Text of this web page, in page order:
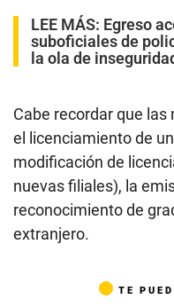
LEE MÁS: Egreso
suboficiales de
la ola de
Cabe recordar que
el licenciamiento de
modificación de
nuevas filiales), la
reconocimiento de
extranjero.
TE